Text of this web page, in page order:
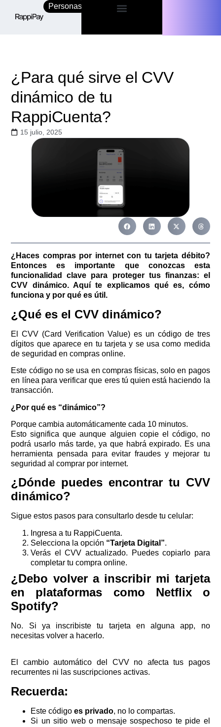
Personas Empresas
¿Para qué sirve el CVV
dinámico de tu
RappiCuenta?
15 julio, 2025
¿Haces compras por internet con tu tarjeta débito?
Entonces es importante que conozcas esta
funcionalidad clave para proteger tus finanzas: el
CVV dinámico. Aquí te explicamos qué es, cómo
funciona y por qué es útil.
¿Qué es el CVV dinámico?
El CVV (Card Verification Value) es un código de tres
dígitos que aparece en tu tarjeta y se usa como medida
de seguridad en compras online.
Este código no se usa en compras físicas, solo en pagos
en línea para verificar que eres tú quien está haciendo la
transacción.
¿Por qué es “dinámico”?
Porque cambia automáticamente cada 10 minutos.
Esto significa que aunque alguien copie el código, no
podrá usarlo más tarde, ya que habrá expirado. Es una
herramienta pensada para evitar fraudes y mejorar tu
seguridad al comprar por internet.
¿Dónde puedes encontrar tu CVV
dinámico?
Sigue estos pasos para consultarlo desde tu celular:
Ingresa a tu RappiCuenta.
Selecciona la opción “Tarjeta Digital”.
Verás el CVV actualizado. Puedes copiarlo para
completar tu compra online.
¿Debo volver a inscribir mi tarjeta
en plataformas como Netflix o
Spotify?
No. Si ya inscribiste tu tarjeta en alguna app, no
necesitas volver a hacerlo.
El cambio automático del CVV no afecta tus pagos
recurrentes ni las suscripciones activas.
Recuerda:
Este códigoes privado, no lo compartas.
Si un sitio web o mensaje sospechoso te pide el